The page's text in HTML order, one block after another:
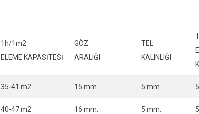
1h/1m2
ELEME KAPASİTESİ
GÖZ
ARALIĞI
TEL
KALINLIĞI
35-41 m2 15 mm. 5 mm.
40-47 m2 16 mm. 5 mm.